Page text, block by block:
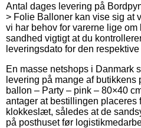
Antal dages levering på
> Folie Balloner kan vise sig
vi har behov for varerne lige om
sandhed vigtigt at du
leveringsdato for den respektive
En masse netshops i Danmark
levering på mange af
ballon – Party – pink – 80×40
antager at bestillingen placeres
klokkeslæt, således at de
på posthuset før